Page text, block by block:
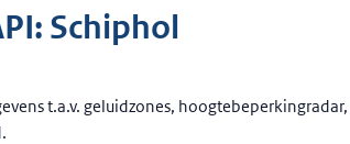
Schiphol
t.a.v. geluidzones,